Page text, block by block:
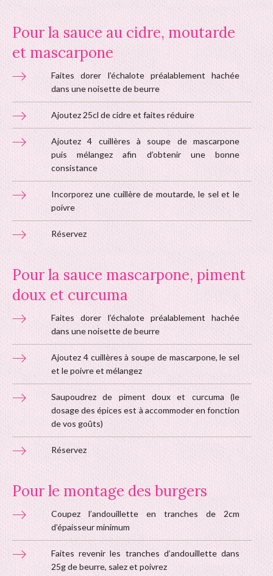
Pour la sauce au cidre, moutarde
et mascarpone
Faites dorer l’échalote préalablement hachée
dans une noisette de beurre
Ajoutez 25cl de cidre et faites réduire
Ajoutez 4 cuillères à soupe de mascarpone
puis mélangez afin d’obtenir une bonne
consistance
Incorporez une cuillère de moutarde, le sel et le
poivre
Réservez
Pour la sauce mascarpone, piment
doux et curcuma
Faites dorer l’échalote préalablement hachée
dans une noisette de beurre
Ajoutez 4 cuillères à soupe de mascarpone, le sel
et le poivre et mélangez
Saupoudrez de piment doux et curcuma (le
dosage des épices est à accommoder en fonction
de vos goûts)
Réservez
Pour le montage des burgers
Coupez l’andouillette en tranches de 2cm
d’épaisseur minimum
Faites revenir les tranches d’andouillette dans
25g de beurre, salez et poivrez